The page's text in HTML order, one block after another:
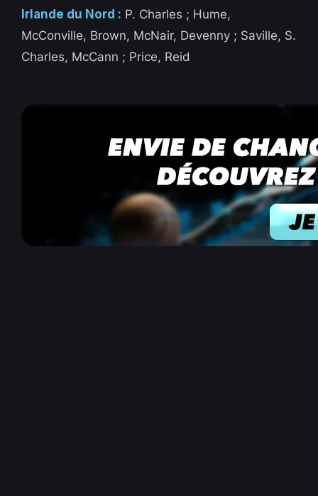
Irlande du Nord : P. Charles ; Hume,
McConville, Brown, McNair, Devenny ; Saville, S.
Charles, McCann ; Price, Reid